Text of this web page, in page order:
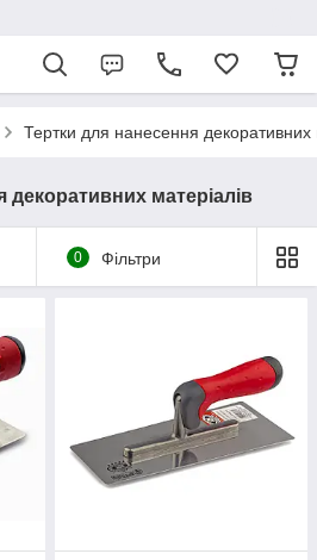
Тертки для нанесення декоративних
декоративних матеріалів
0 Фільтри